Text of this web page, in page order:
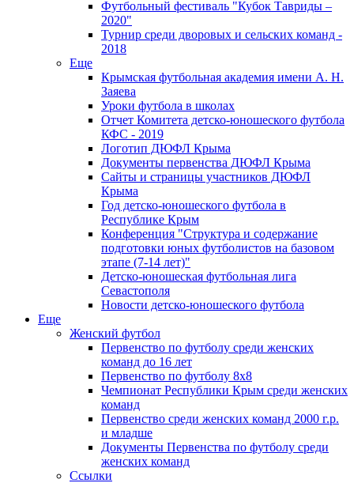
Футбольный фестиваль "Кубок Тавриды –
2020"
Турнир среди дворовых и сельских команд -
2018
Еще
Крымская футбольная академия имени А. Н.
Заяева
Уроки футбола в школах
Отчет Комитета детско-юношеского футбола
КФС - 2019
Логотип ДЮФЛ Крыма
Документы первенства ДЮФЛ Крыма
Сайты и страницы участников ДЮФЛ
Крыма
Год детско-юношеского футбола в
Республике Крым
Конференция "Структура и содержание
подготовки юных футболистов на базовом
этапе (7-14 лет)"
Детско-юношеская футбольная лига
Севастополя
Новости детско-юношеского футбола
Еще
Женский футбол
Первенство по футболу среди женских
команд до 16 лет
Первенство по футболу 8х8
Чемпионат Республики Крым среди женских
команд
Первенство среди женских команд 2000 г.р.
и младше
Документы Первенства по футболу среди
женских команд
Ссылки